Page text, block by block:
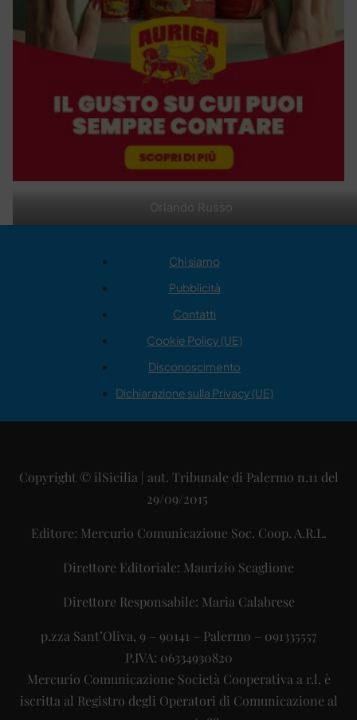
Orlando Russo
Chi siamo
Pubblicità
Contatti
Cookie Policy (UE)
Disconoscimento
Dichiarazione sulla Privacy (UE)
Copyright © ilSicilia | aut. Tribunale di Palermo n.11 del
29/09/2015
Editore: Mercurio Comunicazione Soc. Coop. A.R.L.
Direttore Editoriale: Maurizio Scaglione
Direttore Responsabile: Maria Calabrese
p.zza Sant’Oliva, 9 – 90141 – Palermo – 091335557
P.IVA: 06334930820
Mercurio Comunicazione Società Cooperativa a r.l. è
iscritta al Registro degli Operatori di Comunicazione al